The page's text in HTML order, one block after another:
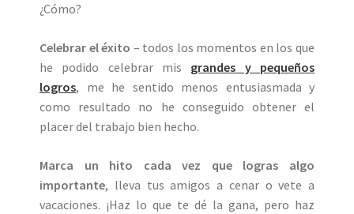
¿Cómo?
Celebrar el éxito – todos los momentos en los que
he podido celebrar mis grandes y pequeños
logros, me he sentido menos entusiasmada y
como resultado no he conseguido obtener el
placer del trabajo bien hecho.
Marca un hito cada vez que logras algo
importante, lleva tus amigos a cenar o vete a
vacaciones. ¡Haz lo que te dé la gana, pero haz